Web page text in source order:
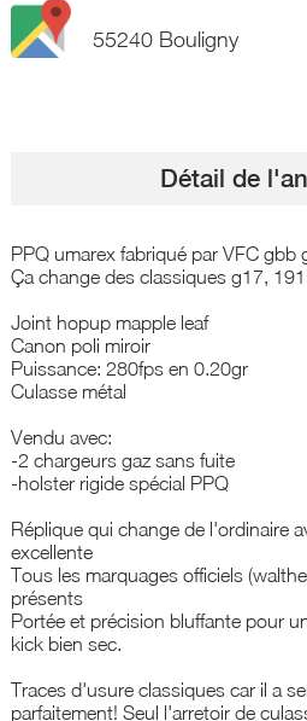
55240 Bouligny
Détail de
PPQ umarex fabriqué par VFC gbb
Ça change des classiques g17,
Joint hopup mapple leaf
Canon poli miroir
Puissance: 280fps en 0.20gr
Culasse métal
Vendu avec:
-2 chargeurs gaz sans fuite
-holster rigide spécial PPQ
Réplique qui change de l'ordinaire
excellente
Tous les marquages officiels
présents
Portée et précision bluffante pour
kick bien sec.
Traces d'usure classiques car il a
parfaitement! Seul l'arretoir de